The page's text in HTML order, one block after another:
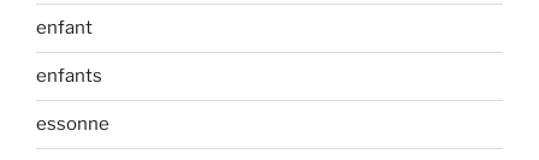
enfant
enfants
essonne